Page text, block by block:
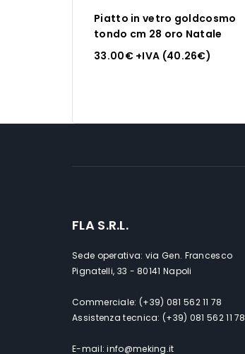
Piatto in vetro goldcosmo
tondo cm 28 oro Natale
33.00€+IVA (40.26€)
FLA S.R.L.
Sede operativa: via Gen. Francesco
Pignatelli, 33 - 80141 Napoli
Commerciale: (+39) 081 562 11 78
Assistenza tecnica: (+39) 081 562 11 78
E-mail: info@meking.it